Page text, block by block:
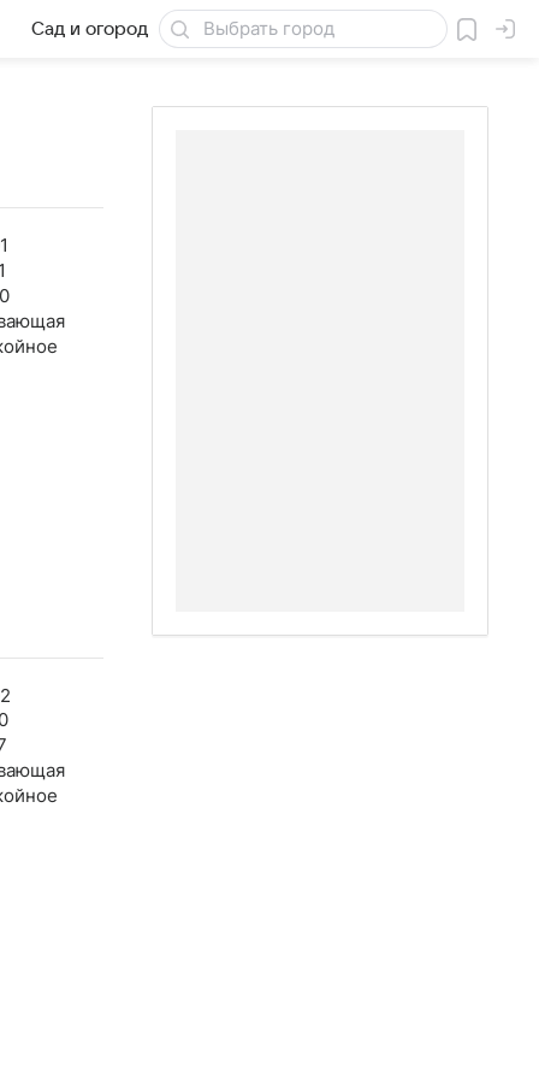
Сад и огород Товары для дачи